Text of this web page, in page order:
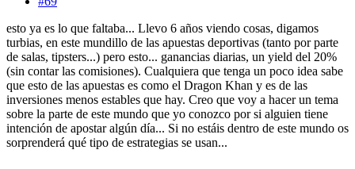
esto ya es lo que faltaba... Llevo 6 años viendo cosas, digamos
turbias, en este mundillo de las apuestas deportivas (tanto por parte
de salas, tipsters...) pero esto... ganancias diarias, un yield del 20%
(sin contar las comisiones). Cualquiera que tenga un poco idea sabe
que esto de las apuestas es como el Dragon Khan y es de las
inversiones menos estables que hay. Creo que voy a hacer un tema
sobre la parte de este mundo que yo conozco por si alguien tiene
intención de apostar algún día... Si no estáis dentro de este mundo os
sorprenderá qué tipo de estrategias se usan...